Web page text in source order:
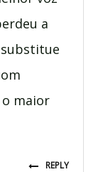
a
maior
REPLY